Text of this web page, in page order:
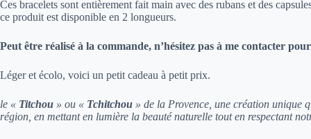
Ces bracelets sont entièrement fait main avec des rubans et des
ce produit est disponible en 2 longueurs.
Peut être réalisé à la commande, n’hésitez pas à me contacter
Léger et écolo, voici un petit cadeau à petit prix.
le « Titchou » ou « Tchitchou » de la Provence, une création unique
région, en mettant en lumière la beauté naturelle tout en respectant